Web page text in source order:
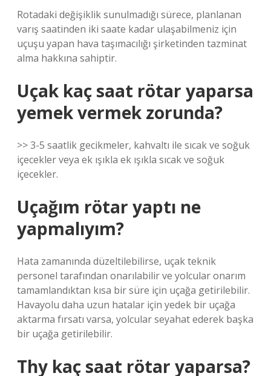
Rotadaki değişiklik sunulmadığı sürece, planlanan
varış saatinden iki saate kadar ulaşabilmeniz için
uçuşu yapan hava taşımacılığı şirketinden tazminat
alma hakkına sahiptir.
Uçak kaç saat rötar yaparsa
yemek vermek zorunda?
>> 3-5 saatlik gecikmeler, kahvaltı ile sıcak ve soğuk
içecekler veya ek ışıkla ek ışıkla sıcak ve soğuk
içecekler.
Uçağım rötar yaptı ne
yapmalıyım?
Hata zamanında düzeltilebilirse, uçak teknik
personel tarafından onarılabilir ve yolcular onarım
tamamlandıktan kısa bir süre için uçağa getirilebilir.
Havayolu daha uzun hatalar için yedek bir uçağa
aktarma fırsatı varsa, yolcular seyahat ederek başka
bir uçağa getirilebilir.
Thy kaç saat rötar yaparsa?